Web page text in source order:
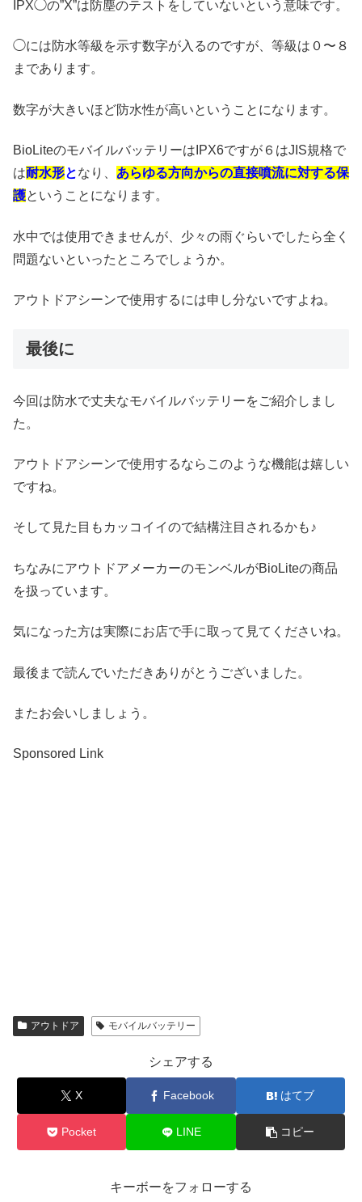
IPX◯の”X”は防塵のテストをしていないという意味です。
◯には防水等級を示す数字が入るのですが、等級は０〜８
まであります。
数字が大きいほど防水性が高いということになります。
BioLiteのモバイルバッテリーはIPX6ですが６はJIS規格で
は耐水形となり、 あらゆる方向からの直接噴流に対する保
護ということになります。
水中では使用できませんが、少々の雨ぐらいでしたら全く
問題ないといったところでしょうか。
アウトドアシーンで使用するには申し分ないですよね。
最後に
今回は防水で丈夫なモバイルバッテリーをご紹介しまし
た。
アウトドアシーンで使用するならこのような機能は嬉しい
ですね。
そして見た目もカッコイイので結構注目されるかも♪
ちなみにアウトドアメーカーのモンベルがBioLiteの商品
を扱っています。
気になった方は実際にお店で手に取って見てくださいね。
最後まで読んでいただきありがとうございました。
またお会いしましょう。
Sponsored Link
アウトドア モバイルバッテリー
シェアする
X Facebook はてブ
Pocket LINE コピー
キーボーをフォローする